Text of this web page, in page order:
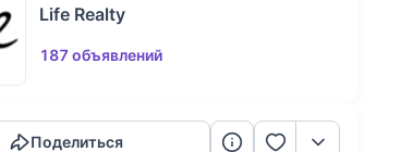
Life Realty
187 объявлений
Поделиться